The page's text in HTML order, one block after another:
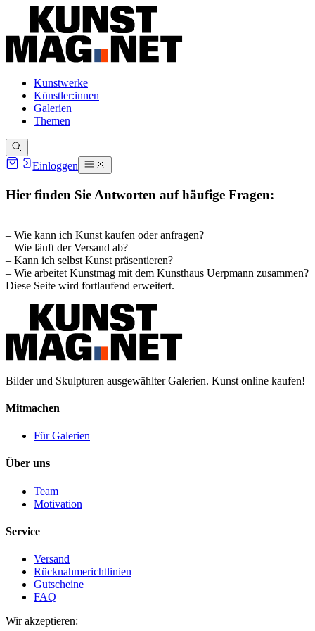
Kunstwerke
Künstler:innen
Galerien
Themen
Einloggen
Hier finden Sie Antworten auf häufige Fragen:
– Wie kann ich Kunst kaufen oder anfragen?
– Wie läuft der Versand ab?
– Kann ich selbst Kunst präsentieren?
– Wie arbeitet Kunstmag mit dem Kunsthaus Uerpmann zusammen?
Diese Seite wird fortlaufend erweitert.
Bilder und Skulpturen ausgewählter Galerien. Kunst online kaufen!
Mitmachen
Für Galerien
Über uns
Team
Motivation
Service
Versand
Rücknahmerichtlinien
Gutscheine
FAQ
Wir akzeptieren: